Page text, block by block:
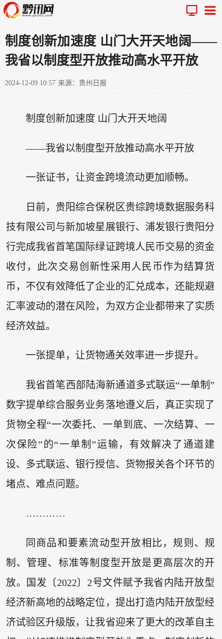
制度创新加速度 山门大开天地阔——
我省以制度型开放推动高水平开放
2024-12-09 10:57 来源：贵州日报
制度创新加速度 山门大开天地阔
——我省以制度型开放推动高水平开放
一张证书，让资金跨境流动更加顺畅。
日前，贵阳综合保税区贵综跨境数据服务科
技有限公司与新加坡星展银行、浦发银行贵阳分
行完成我省首笔国际绿证跨境人民币交易的资金
收付，此次交易创新性采用人民币作为结算货
币，不仅有效降低了企业的汇兑成本，还能规避
汇率波动的潜在风险，为双方企业都带来了实质
经济效益。
一张提单，让货物通关效率进一步提升。
我省首笔西部陆海新通道多式联运“一单制”
数字提单综合服务业务落地遵义后，真正实现了
货物全程“一次委托、一单到底、一次结算、一
次保险”的“一单制”运输，有效解决了通道建
设、多式联运、银行授信、货物报关各个环节的
堵点、难点问题。
…………
同商品和要素流动型开放相比，规则、规
制、管理、标准等制度型开放是更高层次的开
放。国发〔2022〕2号文件赋予我省内陆开放型
经济新高地的战略定位，提出打造内陆开放型经
济试验区升级版，让我省迎来了更大的改革自主